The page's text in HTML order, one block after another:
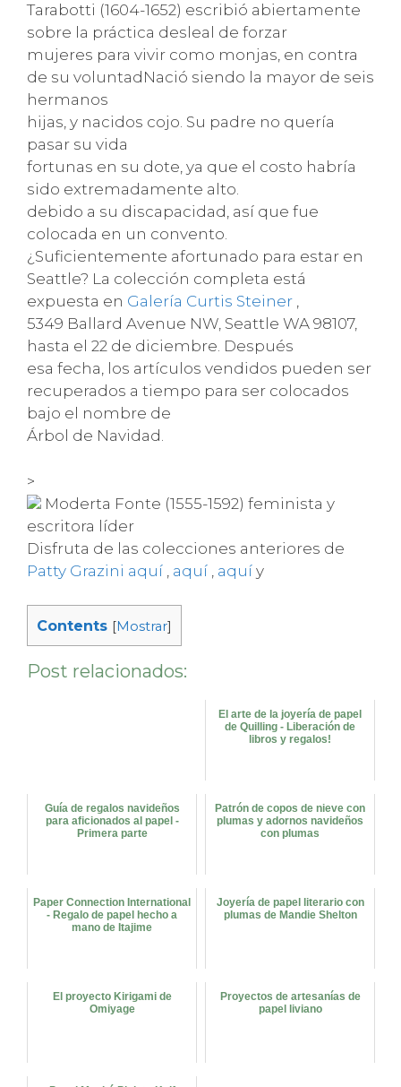
Tarabotti (1604-1652) escribió abiertamente
sobre la práctica desleal de forzar
mujeres para vivir como monjas, en contra
de su voluntadNació siendo la mayor de seis
hermanos
hijas, y nacidos cojo. Su padre no quería
pasar su vida
fortunas en su dote, ya que el costo habría
sido extremadamente alto.
debido a su discapacidad, así que fue
colocada en un convento.
¿Suficientemente afortunado para estar en
Seattle? La colección completa está
expuesta en Galería Curtis Steiner ,
5349 Ballard Avenue NW, Seattle WA 98107,
hasta el 22 de diciembre. Después
esa fecha, los artículos vendidos pueden ser
recuperados a tiempo para ser colocados
bajo el nombre de
Árbol de Navidad.
>
Moderta Fonte (1555-1592) feminista y
escritora líder
Disfruta de las colecciones anteriores de
Patty Grazini aquí aquí aquí y
Contents [Mostrar]
Post relacionados:
El arte de la joyería de papel
de Quilling - Liberación de
libros y regalos!
Guía de regalos navideños
para aficionados al papel -
Primera parte
Patrón de copos de nieve con
plumas y adornos navideños
con plumas
Paper Connection International
- Regalo de papel hecho a
mano de Itajime
Joyería de papel literario con
plumas de Mandie Shelton
El proyecto Kirigami de
Omiyage
Proyectos de artesanías de
papel liviano